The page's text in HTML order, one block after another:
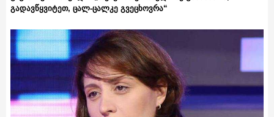
გადავწყვიტეთ, ცალ-ცალკე გვეცხოვრა“